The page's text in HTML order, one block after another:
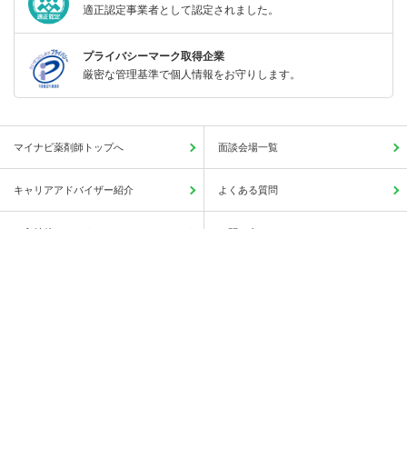
適正認定事業者として認定されました。
プライバシーマーク取得企業
厳密な管理基準で個人情報をお守りします。
マイナビ薬剤師トップへ 面談会場一覧
キャリアアドバイザー紹介 よくある質問
ご入社後のアフターフォロー お問い合わせ